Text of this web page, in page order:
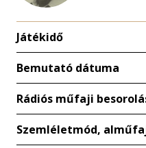
Játékidő
Bemutató dátuma
Rádiós műfaji
Szemléletmód,